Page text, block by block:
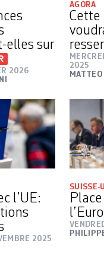
elles sur
2026
AGORA
Cette
2025
MATTEO
l’UE:
2025
SUISSE-